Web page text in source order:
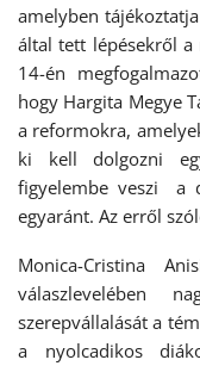
amelyben
által tett lépésekről a
14-én
hogy Hargita Megye
a reformokra,
ki kell dolgozni
figyelembe veszi a
egyaránt. Az erről
Monica-Cristina
válaszlevelében
szerepvállalását a
a nyolcadikos